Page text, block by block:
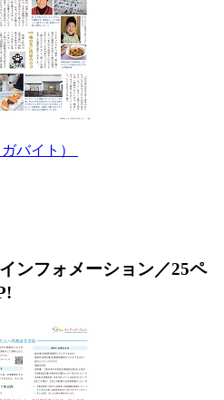
バイト）
ンフォメーション／25ペ